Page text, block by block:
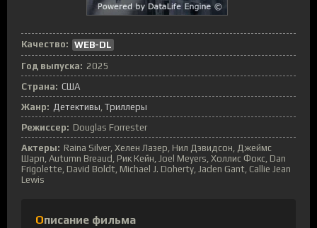
Качество: WEB-DL
Год выпуска: 2025
Страна: США
Жанр: Детективы Триллеры
Режиссер: Douglas Forrester
Актеры: Raina Silver, Хелен Лазер, Нил Дэвидсон, Джеймс
Шарп, Autumn Breaud, Рик Кейн, Joel Meyers, Холлис Фокс, Dan
Frigolette, David Boldt, Michael J. Doherty, Jaden Gant, Callie Jean
Lewis
Описание фильма